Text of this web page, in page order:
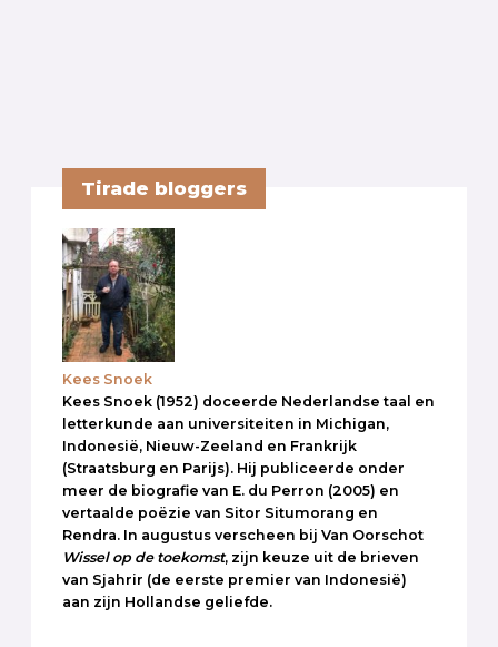
Tirade bloggers
Kees Snoek
Kees Snoek (1952) doceerde Nederlandse taal en
letterkunde aan universiteiten in Michigan,
Indonesië, Nieuw-Zeeland en Frankrijk
(Straatsburg en Parijs). Hij publiceerde onder
meer de biografie van E. du Perron (2005) en
vertaalde poëzie van Sitor Situmorang en
Rendra. In augustus verscheen bij Van Oorschot
Wissel op de toekomst, zijn keuze uit de brieven
van Sjahrir (de eerste premier van Indonesië)
aan zijn Hollandse geliefde.